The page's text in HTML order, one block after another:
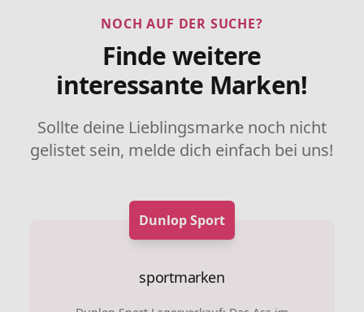
NOCH AUF DER SUCHE?
Finde weitere
interessante Marken!
Sollte deine Lieblingsmarke noch nicht
gelistet sein, melde dich einfach bei uns!
Dunlop Sport
sportmarken